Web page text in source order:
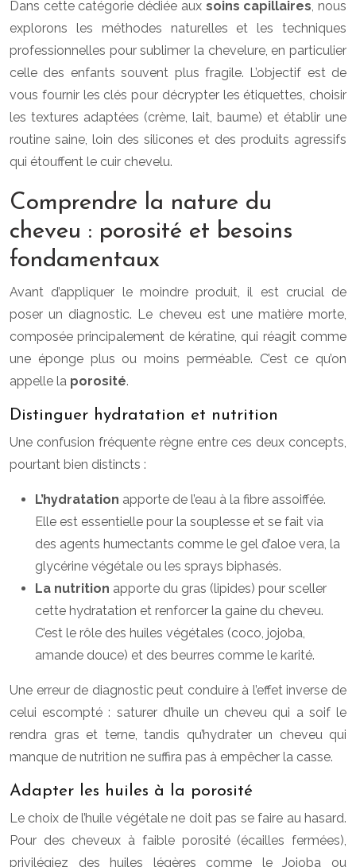
Dans cette catégorie dédiée aux soins capillaires, nous
explorons les méthodes naturelles et les techniques
professionnelles pour sublimer la chevelure, en particulier
celle des enfants souvent plus fragile. L’objectif est de
vous fournir les clés pour décrypter les étiquettes, choisir
les textures adaptées (crème, lait, baume) et établir une
routine saine, loin des silicones et des produits agressifs
qui étouffent le cuir chevelu.
Comprendre la nature du
cheveu : porosité et besoins
fondamentaux
Avant d’appliquer le moindre produit, il est crucial de
poser un diagnostic. Le cheveu est une matière morte,
composée principalement de kératine, qui réagit comme
une éponge plus ou moins perméable. C’est ce qu’on
appelle la porosité.
Distinguer hydratation et nutrition
Une confusion fréquente règne entre ces deux concepts,
pourtant bien distincts :
L’hydratation apporte de l’eau à la fibre assoiffée.
Elle est essentielle pour la souplesse et se fait via
des agents humectants comme le gel d’aloe vera, la
glycérine végétale ou les sprays biphasés.
La nutrition apporte du gras (lipides) pour sceller
cette hydratation et renforcer la gaine du cheveu.
C’est le rôle des huiles végétales (coco, jojoba,
amande douce) et des beurres comme le karité.
Une erreur de diagnostic peut conduire à l’effet inverse de
celui escompté : saturer d’huile un cheveu qui a soif le
rendra gras et terne, tandis qu’hydrater un cheveu qui
manque de nutrition ne suffira pas à empêcher la casse.
Adapter les huiles à la porosité
Le choix de l’huile végétale ne doit pas se faire au hasard.
Pour des cheveux à faible porosité (écailles fermées),
privilégiez des huiles légères comme le Jojoba ou